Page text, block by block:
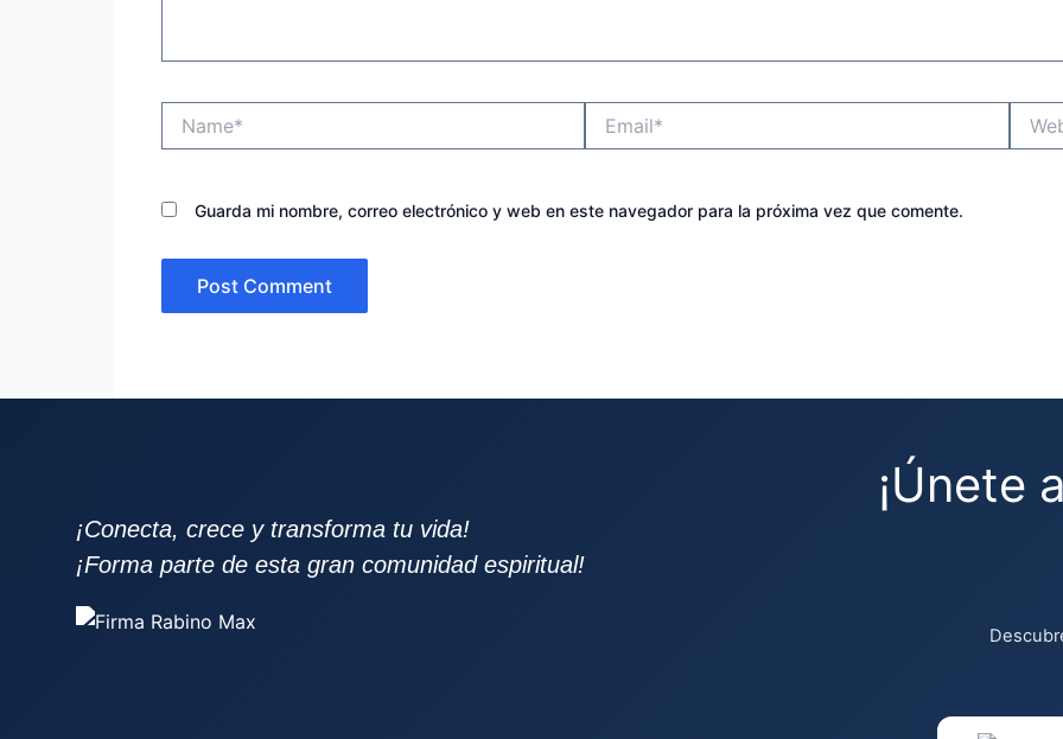
Guarda mi nombre, correo electrónico y web en este navegador para la próxima vez que comente.
¡Conecta, crece y transforma tu vida!
¡Forma parte de esta gran comunidad espiritual!
¡Únete